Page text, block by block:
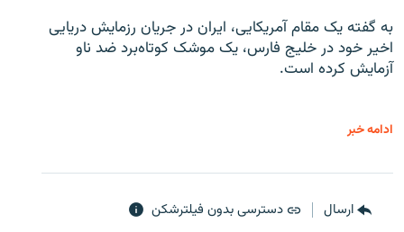
به گفته یک مقام آمریکایی، ایران در جریان رزمایش دریایی
اخیر خود در خلیج فارس، یک موشک کوتاه‌برد ضد ناو
آزمایش کرده است.
ادامه خبر
ارسال دسترسی بدون فیلترشکن